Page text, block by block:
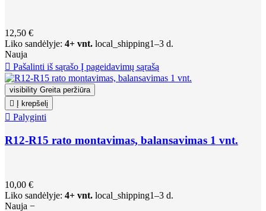
12,50 €
Liko sandėlyje: 4+ vnt. local_shipping1–3 d.
Nauja
 Pašalinti iš sąrašo Į pageidavimų sąrašą
visibility Greita peržiūra

Į krepšelį
 Palyginti
R12-R15 rato montavimas, balansavimas 1 vnt.
10,00 €
Liko sandėlyje: 4+ vnt. local_shipping1–3 d.
Nauja −